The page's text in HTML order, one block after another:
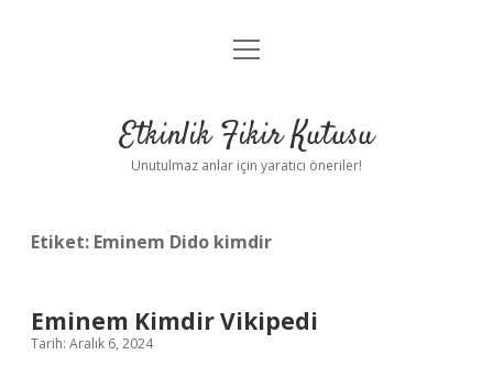
Anasayfa
Yasal Uyarı
menüyü
Etkinlik Fikir Kutusu
Unutulmaz anlar için yaratıcı öneriler!
Etiket: Eminem Dido kimdir
Eminem Kimdir Vikipedi
Tarih: Aralık 6, 2024